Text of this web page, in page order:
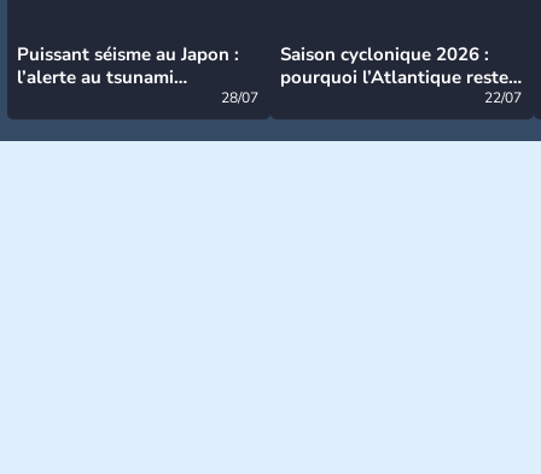
Puissant séisme au Japon :
l’alerte au tsunami
28/07
Saison cyclonique 2026 :
pourquoi l’Atlantique reste
22/07